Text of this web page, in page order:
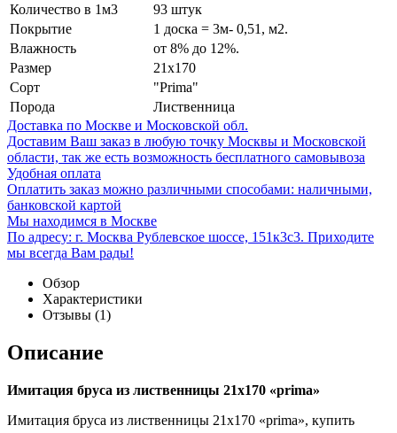
Количество в 1м3
93 штук
Покрытие
1 доска = 3м- 0,51, м2.
Влажность
от 8% до 12%.
Размер
21x170
Сорт
"Prima"
Порода
Лиственница
Доставка по Москве и Московской обл.
Доставим Ваш заказ в любую точку Москвы и Московской
области, так же есть возможность бесплатного самовывоза
Удобная оплата
Оплатить заказ можно различными способами: наличными,
банковской картой
Мы находимся в Москве
По адресу: г. Москва Рублевское шоссе, 151к3с3. Приходите
мы всегда Вам рады!
Обзор
Характеристики
Отзывы (1)
Описание
Имитация бруса из лиственницы 21х170 «prima»
Имитация бруса из лиственницы 21х170 «prima», купить